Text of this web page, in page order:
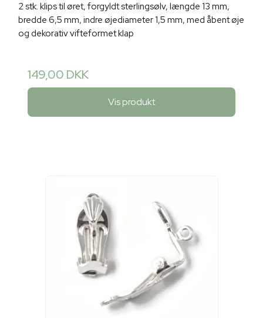
2 stk. klips til øret, forgyldt sterlingsølv, længde 13 mm,
bredde 6,5 mm, indre øjediameter 1,5 mm, med åbent øje
og dekorativ vifteformet klap
149,00 DKK
Vis produkt